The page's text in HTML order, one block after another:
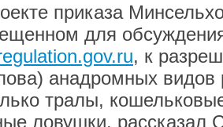
приказа
для
, к
анадромных
тралы,
ловушки, рассказал